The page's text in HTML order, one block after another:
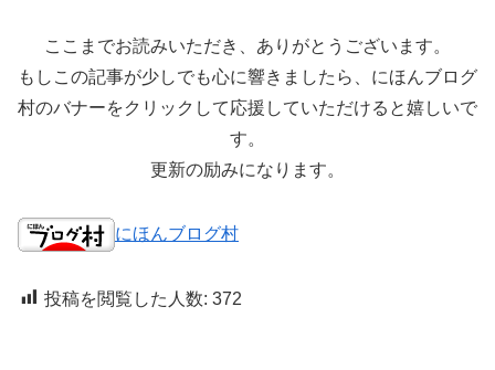
ここまでお読みいただき、ありがとうございます。
もしこの記事が少しでも心に響きましたら、にほんブログ
村のバナーをクリックして応援していただけると嬉しいで
す。
更新の励みになります。
にほんブログ村
投稿を閲覧した人数: 372